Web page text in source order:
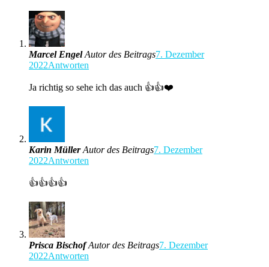
Marcel Engel Autor des Beitrags7. Dezember
2022Antworten
Ja richtig so sehe ich das auch 👍👍❤️
Karin Müller Autor des Beitrags7. Dezember
2022Antworten
👍👍👍👍
Prisca Bischof Autor des Beitrags7. Dezember
2022Antworten